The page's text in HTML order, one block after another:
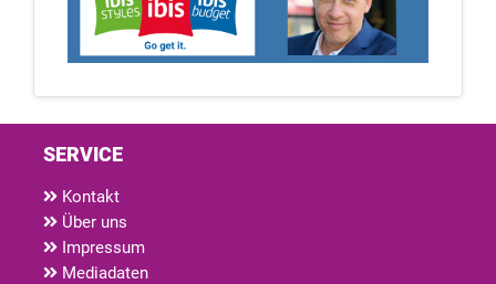
SERVICE
Kontakt
Über uns
Impressum
Mediadaten